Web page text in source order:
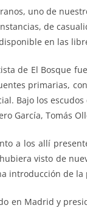
uno de
de
en las
de El Bosque
primarias,
Bajo los
García, Tomás
a los allí
visto de
introducción de
en Madrid y